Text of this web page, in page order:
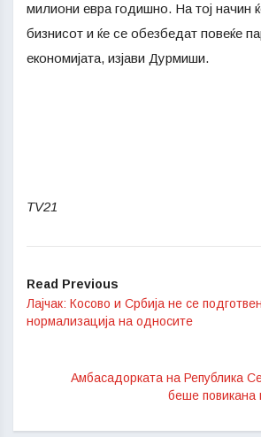
милиони евра годишно. На тој начин
бизнисот и ќе се обезбедат повеќе
економијата, изјави Дурмиши.
TV21
Read Previous
Лајчак: Косово и Србија не се
нормализација на односите
Амбасадорката на Република
беше повикана